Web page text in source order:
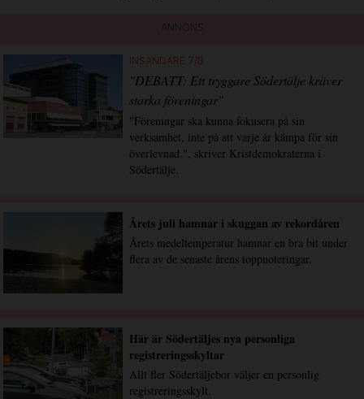
INSÄNDARE 7/8
"DEBATT: Ett tryggare Södertälje kräver
starka föreningar"
"Föreningar ska kunna fokusera på sin
verksamhet, inte på att varje år kämpa för sin
överlevnad.", skriver Kristdemokraterna i
Södertälje.
Årets juli hamnar i skuggan av rekordåren
Årets medeltemperatur hamnar en bra bit under
flera av de senaste årens toppnoteringar.
Här är Södertäljes nya personliga
registreringsskyltar
Allt fler Södertäljebor väljer en personlig
registreringsskylt.